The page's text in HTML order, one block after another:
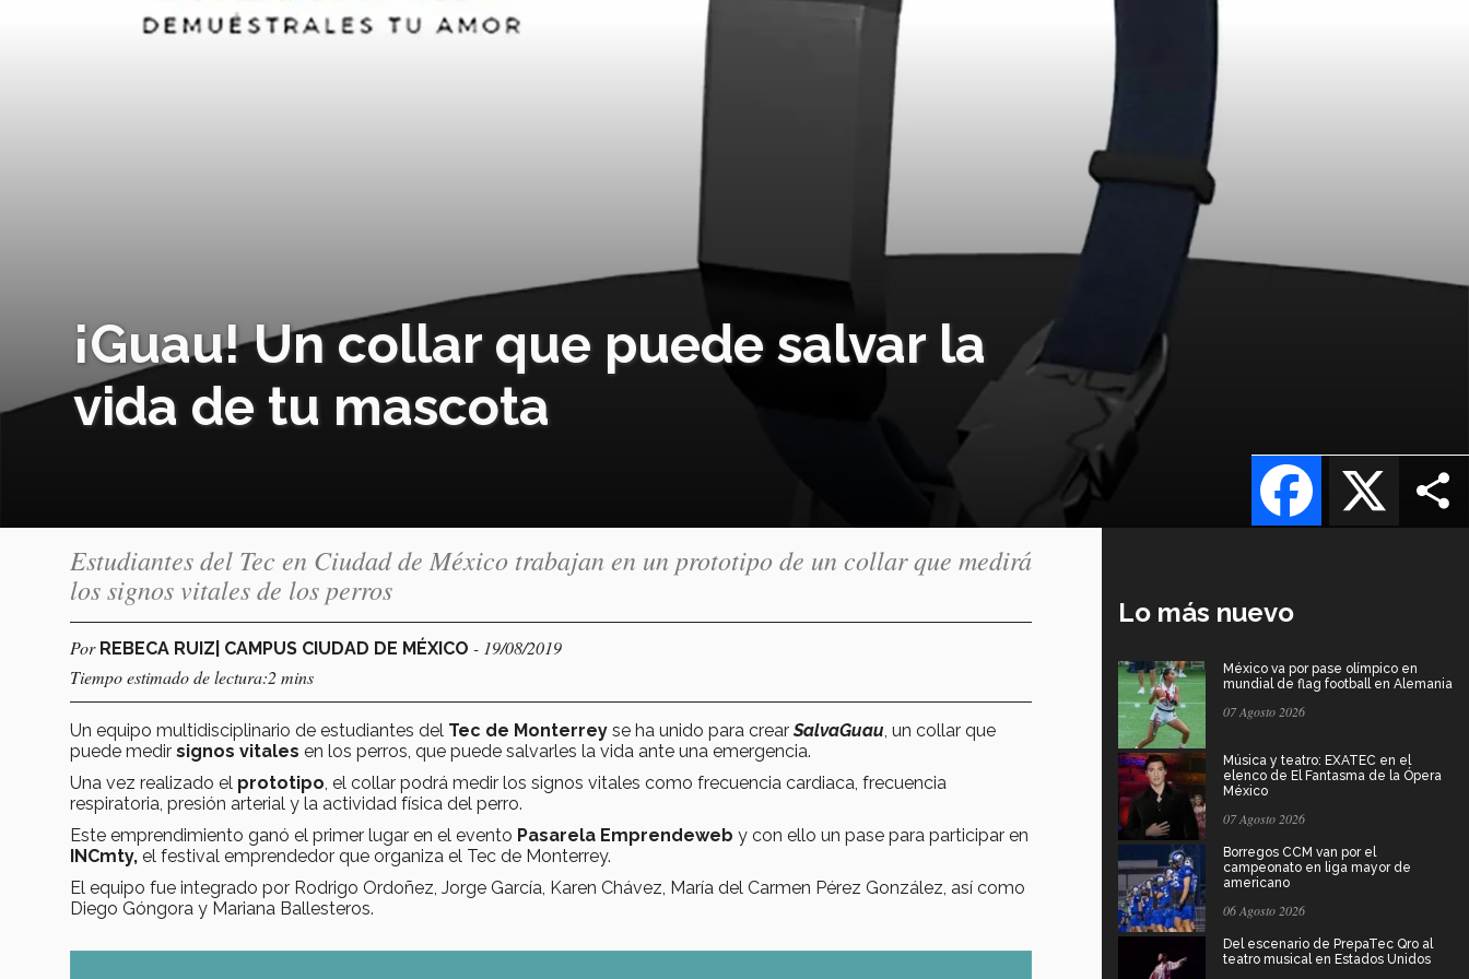
¡Guau! Un collar que puede salvar la
vida de tu mascota
X
Facebook
Estudiantes del Tec en Ciudad de México trabajan en un prototipo de un collar que medirá
los signos vitales de los perros
Por REBECA RUIZ| CAMPUS CIUDAD DE MÉXICO - 19/08/2019
Tiempo estimado de lectura:2 mins
Un equipo multidisciplinario de estudiantes del Tec de Monterrey se ha unido para crearSalvaGuau , un collar que
puede medir signos vitales en los perros, que puede salvarles la vida ante una emergencia.
Una vez realizado el prototipo , el collar podrá medir los signos vitales como frecuencia cardiaca, frecuencia
respiratoria, presión arterial y la actividad física del perro.
Este emprendimiento ganó el primer lugar en el evento Pasarela Emprendeweb y con ello un pase para participar en
INCmty, el festival emprendedor que organiza el Tec de Monterrey.
El equipo fue integrado por Rodrigo Ordoñez, Jorge García, Karen Chávez, María del Carmen Pérez González, así como
Diego Góngora y Mariana Ballesteros.
Lo más nuevo
México va por pase olímpico en
mundial de flag football en Alemania
07 Agosto 2026
Música y teatro: EXATEC en el
elenco de El Fantasma de la Ópera
México
07 Agosto 2026
Borregos CCM van por el
campeonato en liga mayor de
americano
06 Agosto 2026
Del escenario de PrepaTec Qro al
teatro musical en Estados Unidos